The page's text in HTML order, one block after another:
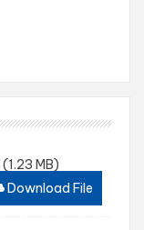
(1.23 MB)
Download File